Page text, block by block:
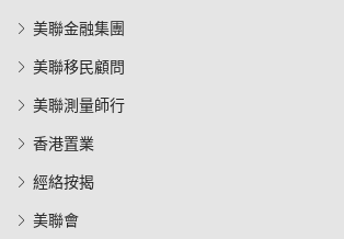
美聯金融集團
美聯移民顧問
美聯測量師行
香港置業
經絡按揭
美聯會